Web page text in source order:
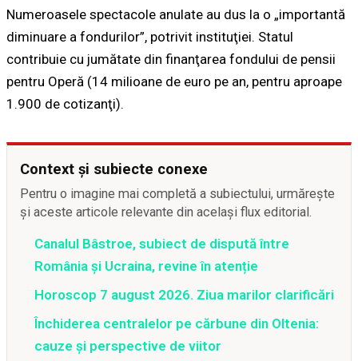
Numeroasele spectacole anulate au dus la o „importantă
diminuare a fondurilor”, potrivit instituţiei. Statul
contribuie cu jumătate din finanţarea fondului de pensii
pentru Operă (14 milioane de euro pe an, pentru aproape
1.900 de cotizanţi).
Context și subiecte conexe
Pentru o imagine mai completă a subiectului, urmărește
și aceste articole relevante din același flux editorial.
Canalul Bâstroe, subiect de dispută între
România și Ucraina, revine în atenție
Horoscop 7 august 2026. Ziua marilor clarificări
Închiderea centralelor pe cărbune din Oltenia:
cauze și perspective de viitor